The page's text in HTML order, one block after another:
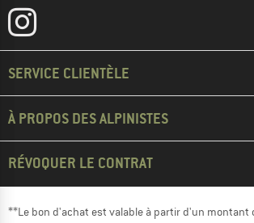
SERVICE CLIENTÈLE
À PROPOS DES ALPINISTES
RÉVOQUER LE CONTRAT
**Le bon d'achat est valable à partir d'un